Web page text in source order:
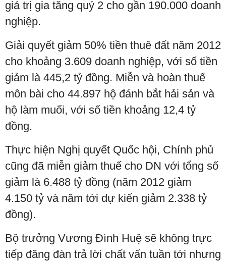
giá trị gia tăng quý 2 cho gần 190.000 doanh
nghiệp.
Giải quyết giảm 50% tiền thuê đất năm 2012
cho khoảng 3.609 doanh nghiệp, với số tiền
giảm là 445,2 tỷ đồng. Miễn và hoàn thuế
môn bài cho 44.897 hộ đánh bắt hải sản và
hộ làm muối, với số tiền khoảng 12,4 tỷ
đồng.
Thực hiện Nghị quyết Quốc hội, Chính phủ
cũng đã miễn giảm thuế cho DN với tổng số
giảm là 6.488 tỷ đồng (năm 2012 giảm
4.150 tỷ và năm tới dự kiến giảm 2.338 tỷ
đồng).
Bộ trưởng Vương Đình Huệ sẽ không trực
tiếp đăng đàn trả lời chất vấn tuần tới nhưng